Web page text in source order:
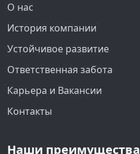
О нас
История компании
Устойчивое развитие
Ответственная забота
Карьера и Вакансии
Контакты
Наши преимущества